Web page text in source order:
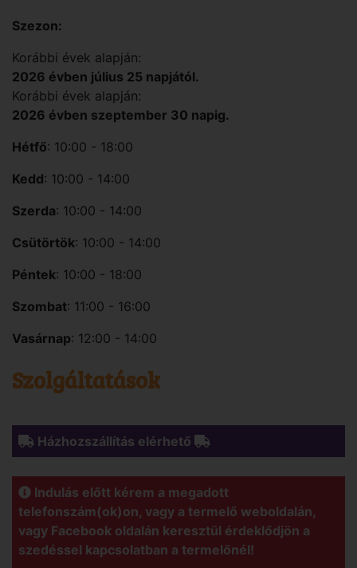
Szezon:
Korábbi évek alapján:
2026 évben július 25 napjától.
Korábbi évek alapján:
2026 évben szeptember 30 napig.
Hétfő: 10:00 - 18:00
Kedd: 10:00 - 14:00
Szerda: 10:00 - 14:00
Csütörtök: 10:00 - 14:00
Péntek: 10:00 - 18:00
Szombat: 11:00 - 16:00
Vasárnap: 12:00 - 14:00
Szolgáltatások
Házhozszállítás elérhető
Indulás előtt kérem a megadott
telefonszám(ok)on, vagy a termelő weboldalán,
vagy Facebook oldalán keresztül érdeklődjön a
szedéssel kapcsolatban a termelőnél!